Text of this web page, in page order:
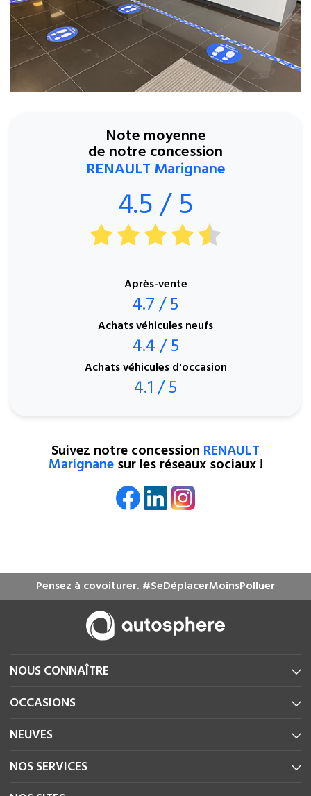
Note moyenne
de notre concession
RENAULT Marignane
4.5 / 5
Après-vente
4.7 / 5
Achats véhicules neufs
4.4 / 5
Achats véhicules d'occasion
4.1 / 5
Suivez notre concession RENAULT
Marignanesur les réseaux sociaux !
Pensez à covoiturer. #SeDéplacerMoinsPolluer
NOUS CONNAÎTRE
OCCASIONS
NEUVES
NOS SERVICES